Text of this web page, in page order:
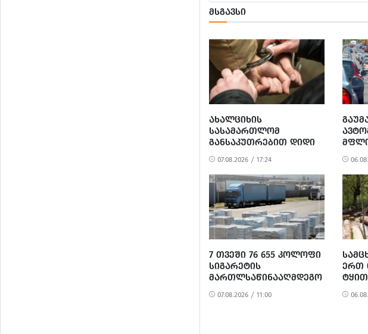
ᲛᲡᲒᲐᲕᲡᲘ
ᲐᲮᲐᲚᲪᲘᲮᲘᲡ
ᲡᲐᲡᲐᲛᲐᲠᲗᲚᲝᲛ
ᲒᲐᲜᲡᲐᲙᲣᲗᲠᲔᲑᲘᲗ ᲓᲘᲓᲘ
ᲝᲓᲔᲜᲝᲑᲘᲗ
ᲒᲐᲓᲐᲡᲐᲮᲐᲓᲔᲑᲘᲡ ᲗᲐᲕᲘᲡ
ᲐᲠᲘᲓᲔᲑᲘᲡ, ᲓᲘᲓᲘ
ᲝᲓᲔᲜᲝᲑᲘᲗ
ᲗᲐᲦᲚᲘᲗᲝᲑᲘᲡ
ᲛᲪᲓᲔᲚᲝᲑᲘᲡ ᲓᲐ
ᲛᲝᲢᲧᲣᲔᲑᲘᲗ ᲥᲝᲜᲔᲑᲠᲘᲕᲘ
ᲓᲐᲖᲘᲐᲜᲔᲑᲘᲡ ᲤᲐᲥᲢᲔᲑᲖᲔ 1
07.08.2026 / 17:24
7 ᲗᲕᲔᲨᲘ 76 655 ᲙᲝᲚᲝᲤᲘ
ᲡᲘᲒᲐᲠᲔᲢᲘᲡ
ᲛᲐᲠᲗᲚᲡᲐᲬᲘᲜᲐᲐᲦᲛᲓᲔᲒᲝ
ᲨᲔᲜᲐᲮᲕᲐ-ᲠᲔᲐᲚᲘᲖᲐᲪᲘᲘᲡ
326 ᲤᲐᲥᲢᲘ ᲒᲐᲛᲝᲐᲕᲚᲘᲜᲔᲡ
07.08.2026 / 11:00
3
ᲔᲠᲗ